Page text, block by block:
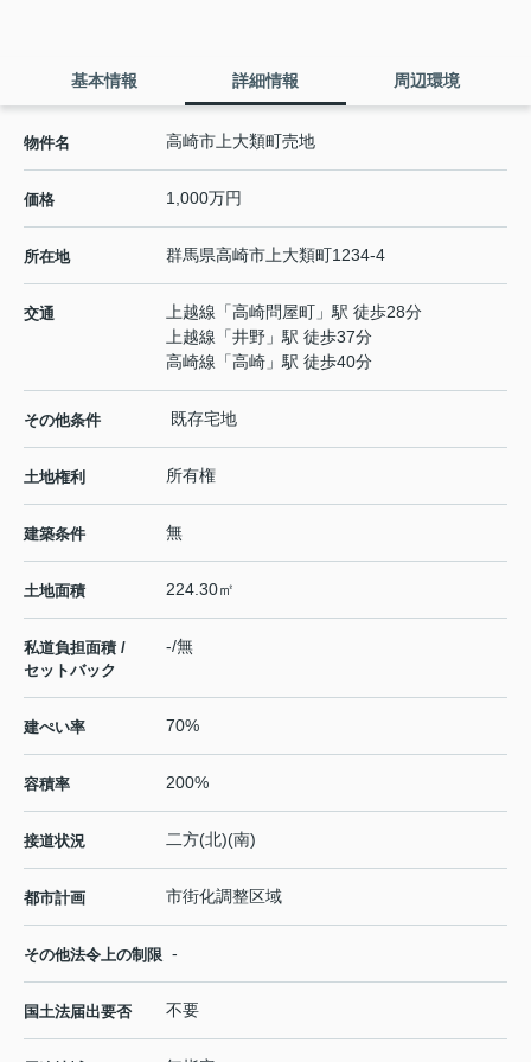
基本情報 詳細情報 周辺環境
物件名 高崎市上大類町売地
価格 1,000万円
所在地 群馬県高崎市 上大類町1234-4
交通 上越線 「高崎問屋町 」駅 徒歩28分
上越線 「井野 」駅 徒歩37分
高崎線 「高崎 」駅 徒歩40分
その他条件 既存宅地
土地権利 所有権
建築条件 無
土地面積 224.30㎡
私道負担面積 /
セットバック
-/無
建ぺい率 70%
容積率 200%
接道状況 二方(北)(南)
都市計画 市街化調整区域
その他法令上の制限 -
国土法届出要否 不要